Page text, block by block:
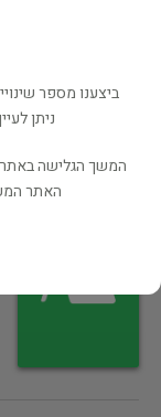
ביצענו מספר
ניתן
המשך הגלישה
האתר